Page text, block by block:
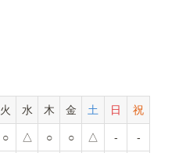
火 水 木 金 土 日 祝
○ △ ○ ○ △ - -